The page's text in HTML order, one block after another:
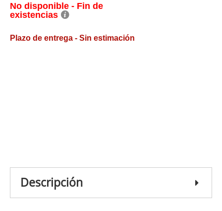
No disponible - Fin de
existencias
Plazo de entrega - Sin estimación
Descripción